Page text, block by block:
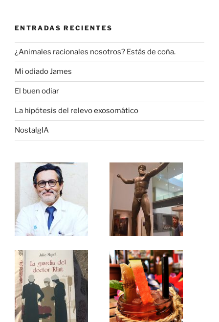
ENTRADAS RECIENTES
¿Animales racionales nosotros? Estás de coña.
Mi odiado James
El buen odiar
La hipótesis del relevo exosomático
NostalgIA